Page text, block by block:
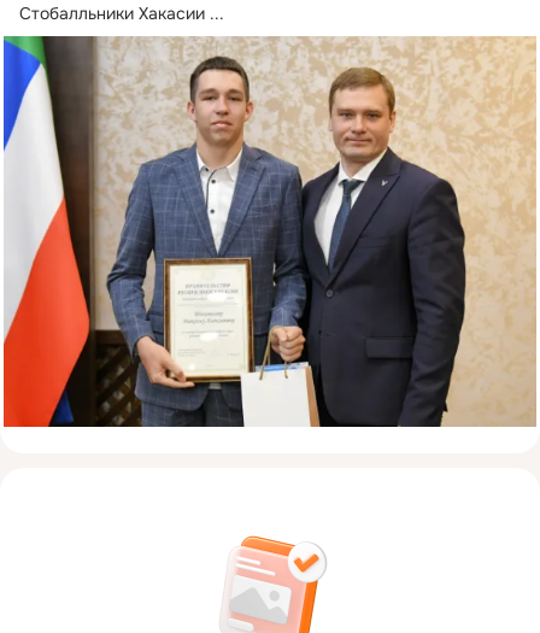
Стобалльники Хакасии ...